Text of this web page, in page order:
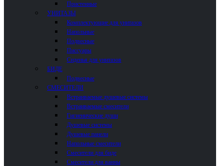
Пристенные
УНИТАЗЫ
Комплектующие для унитазов
Напольные
Подвесные
Писсуары
Сиденья для унитазов
БИДЕ
Подвесные
СМЕСИТЕЛИ
Встраиваемые душевые системы
Встраиваемые смесители
Гигиенические души
Душевые системы
Душевые панели
Напольные смесители
Смесители для биде
Смесители для ванны